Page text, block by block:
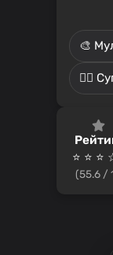
🎨
🦸‍♂️
⭐ ⭐
(55.6 /